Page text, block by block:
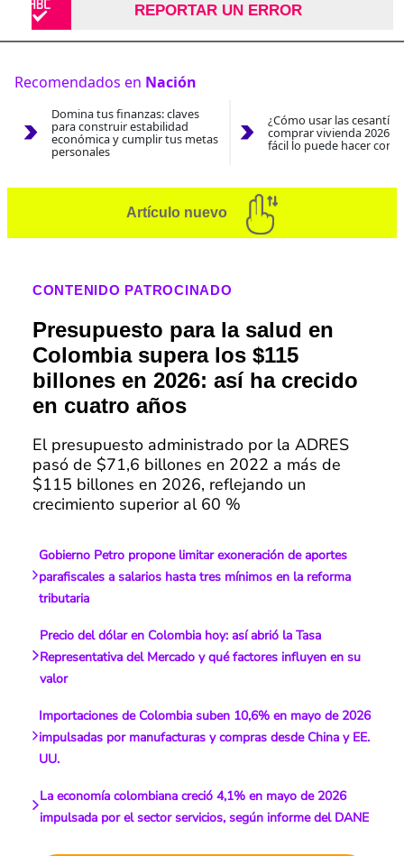
REPORTAR UN ERROR
Recomendados en Nación
Domina tus finanzas: claves
para construir estabilidad
económica y cumplir tus metas
personales
¿Cómo usar las
comprar vivienda 2026?
fácil lo puede hacer con
Artículo nuevo
CONTENIDO PATROCINADO
Presupuesto para la salud en
Colombia supera los $115
billones en 2026: así ha crecido
en cuatro años
El presupuesto administrado por la ADRES
pasó de $71,6 billones en 2022 a más de
$115 billones en 2026, reflejando un
crecimiento superior al 60 %
Gobierno Petro propone limitar exoneración de aportes
parafiscales a salarios hasta tres mínimos en la reforma
tributaria
Precio del dólar en Colombia hoy: así abrió la Tasa
Representativa del Mercado y qué factores influyen en su
valor
Importaciones de Colombia suben 10,6% en mayo de 2026
impulsadas por manufacturas y compras desde China y EE.
UU.
La economía colombiana creció 4,1% en mayo de 2026
impulsada por el sector servicios, según informe del DANE